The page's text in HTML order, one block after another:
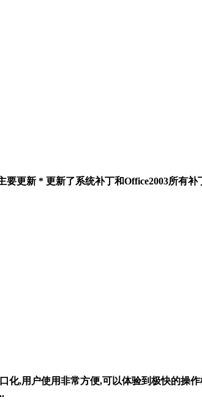
要更新 * 更新了系统补丁和Office2003所有
化,用户使用非常方便,可以体验到极快的操